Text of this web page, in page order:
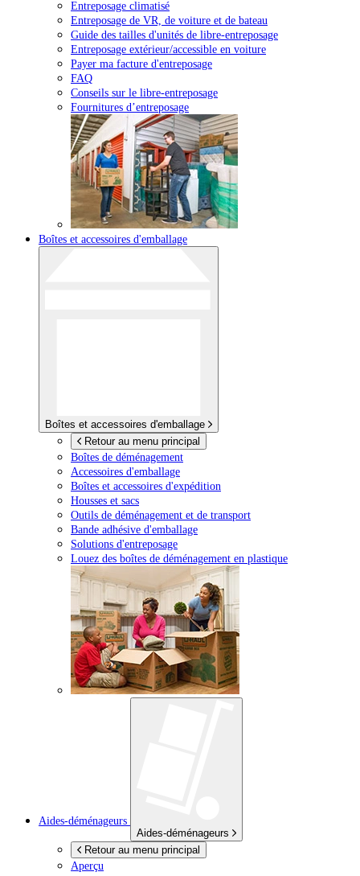
Entreposage climatisé
Entreposage de VR, de voiture et de bateau
Guide des tailles d'unités de libre-entreposage
Entreposage extérieur/accessible en voiture
Payer ma facture d'entreposage
FAQ
Conseils sur le libre-entreposage
Fournitures d’entreposage
Boîtes et accessoires d'emballage
Boîtes et accessoires d'emballage
Retour au menu principal
Boîtes de déménagement
Accessoires d'emballage
Boîtes et accessoires d'expédition
Housses et sacs
Outils de déménagement et de transport
Bande adhésive d'emballage
Solutions d'entreposage
Louez des boîtes de déménagement en plastique
Aides-déménageurs
Aides-déménageurs
Retour au menu principal
Aperçu